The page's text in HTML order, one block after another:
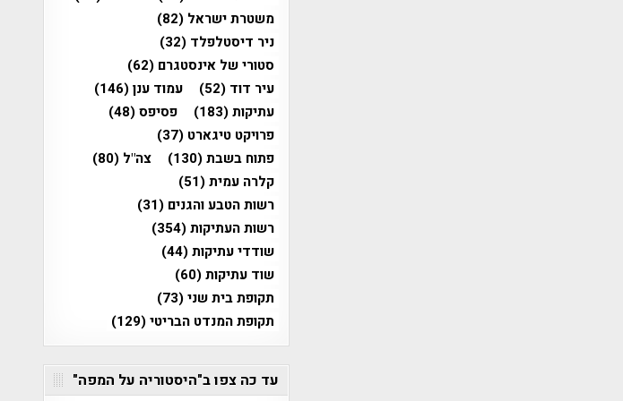
משטרת ישראל (82)
ניר דיסטלפלד (32)
סטורי של אינסטגרם (62)
עיר דוד (52) עמוד ענן(146)
עתיקות(183) פסיפס(48)
פרויקט טיגארט (37)
פתוח בשבת(130) צה"ל (80)
קלרה עמית(51)
רשות הטבע והגנים (31)
רשות העתיקות(354)
שודדי עתיקות(44)
שוד עתיקות(60)
תקופת בית שני(73)
תקופת המנדט הבריטי(129)
עד כה צפו ב"היסטוריה על המפה"